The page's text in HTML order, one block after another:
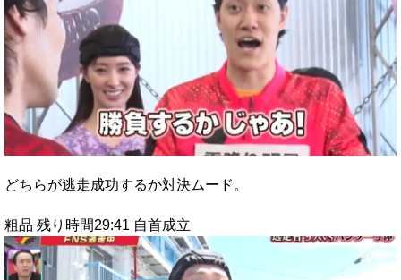
どちらが逃走成功するか対決ムード。
粗品 残り時間29:41 自首成立